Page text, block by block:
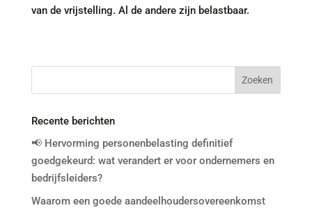
van de vrijstelling. Al de andere zijn belastbaar.
Recente berichten
📢 Hervorming personenbelasting definitief
goedgekeurd: wat verandert er voor ondernemers en
bedrijfsleiders?
Waarom een goede aandeelhoudersovereenkomst